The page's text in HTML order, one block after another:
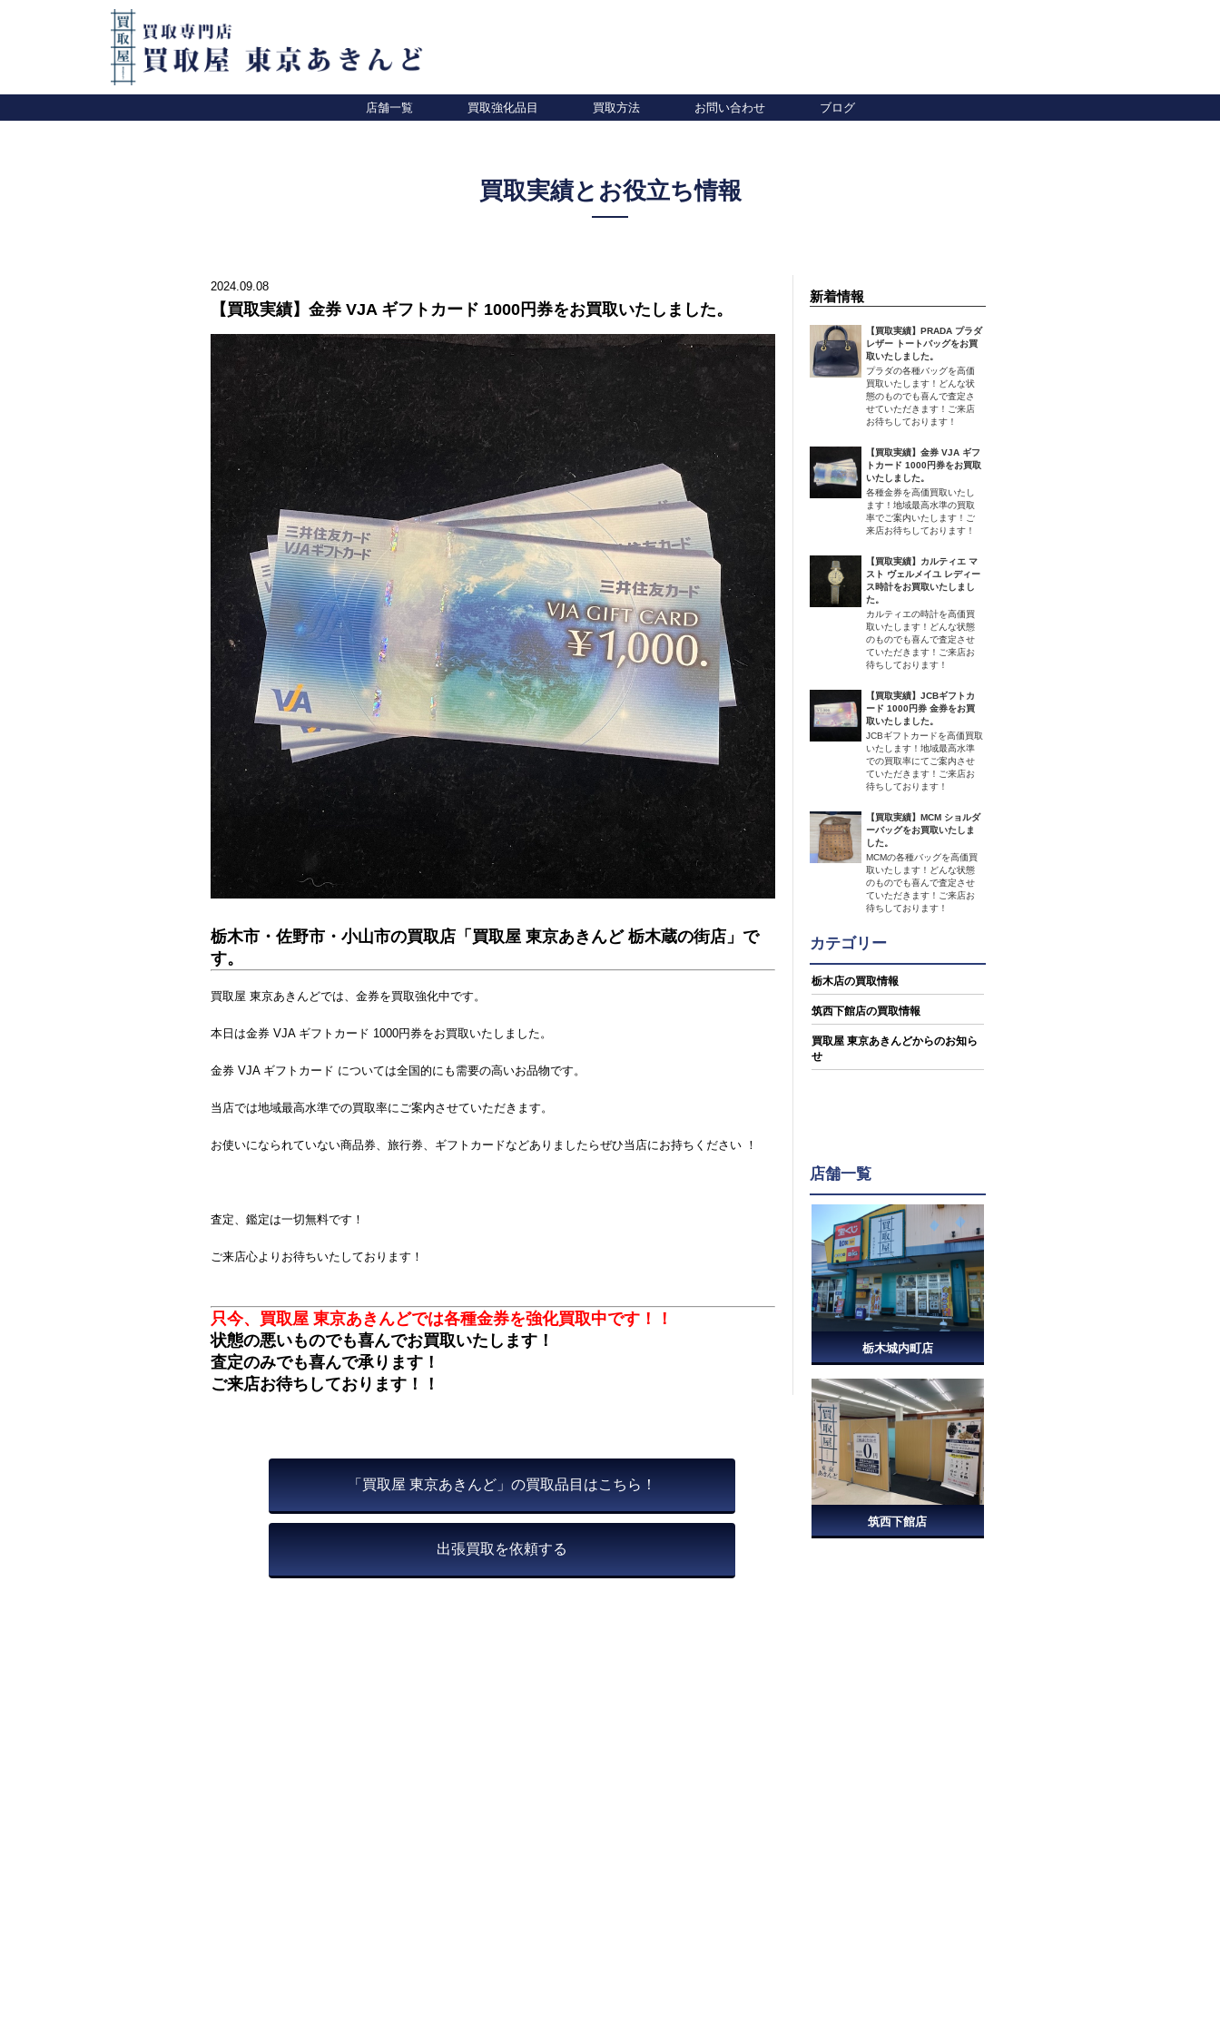
店舗一覧 買取強化品目 買取方法 お問い合わせ ブログ
買取実績とお役立ち情報
2024.09.08
【買取実績】金券 VJA ギフトカード 1000円券をお買取いたしました。
栃木市・佐野市・小山市の買取店「買取屋 東京あきんど 栃木蔵の街店」で
す。
買取屋 東京あきんどでは、金券を買取強化中です。
本日は金券 VJA ギフトカード 1000円券をお買取いたしました。
金券 VJA ギフトカード については全国的にも需要の高いお品物です。
当店では地域最高水準での買取率にご案内させていただきます。
お使いになられていない商品券、旅行券、ギフトカードなどありましたらぜひ当店にお持ちください ！
査定、鑑定は一切無料です！
ご来店心よりお待ちいたしております！
只今、買取屋 東京あきんどでは各種金券を強化買取中です！！
状態の悪いものでも喜んでお買取いたします！
査定のみでも喜んで承ります！
ご来店お待ちしております！！
「買取屋 東京あきんど」の買取品目はこちら！
出張買取を依頼する
新着情報
【買取実績】PRADA プラダ
レザー トートバッグをお買
取いたしました。
プラダの各種バッグを高価
買取いたします！どんな状
態のものでも喜んで査定さ
せていただきます！ご来店
お待ちしております！
【買取実績】金券 VJA ギフ
トカード 1000円券をお買取
いたしました。
各種金券を高価買取いたし
ます！地域最高水準の買取
率でご案内いたします！ご
来店お待ちしております！
【買取実績】カルティエ マ
スト ヴェルメイユ レディー
ス時計をお買取いたしまし
た。
カルティエの時計を高価買
取いたします！どんな状態
のものでも喜んで査定させ
ていただきます！ご来店お
待ちしております！
【買取実績】JCBギフトカ
ード 1000円券 金券をお買
取いたしました。
JCBギフトカードを高価買取
いたします！地域最高水準
での買取率にてご案内させ
ていただきます！ご来店お
待ちしております！
【買取実績】MCM ショルダ
ーバッグをお買取いたしま
した。
MCMの各種バッグを高価買
取いたします！どんな状態
のものでも喜んで査定させ
ていただきます！ご来店お
待ちしております！
カテゴリー
栃木店の買取情報
筑西下館店の買取情報
買取屋 東京あきんどからのお知ら
せ
店舗一覧
栃木城内町店
筑西下館店